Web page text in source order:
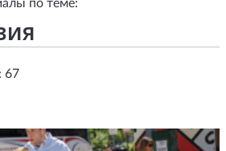
по теме:
67